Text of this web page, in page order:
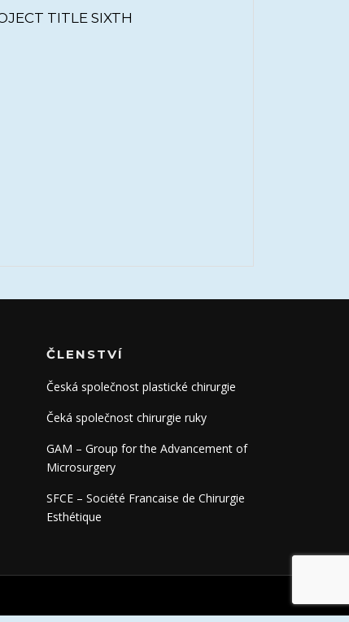
TITLE SIXTH
ČLENSTVÍ
Česká společnost plastické chirurgie
Čeká společnost chirurgie ruky
GAM – Group for the Advancement of
Microsurgery
SFCE – Société Francaise de Chirurgie
Esthétique